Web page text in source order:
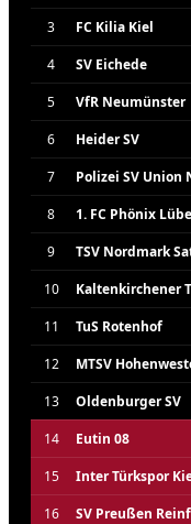
3
FC Kilia Kiel
4
SV Eichede
5
VfR Neumünster
6
Heider SV
7
Polizei SV Union
8
1. FC Phönix
9
TSV Nordmark
10
Kaltenkirchener
11
TuS Rotenhof
12
MTSV
13
Oldenburger SV
14
Eutin 08
15
Inter Türkspor
16
SV Preußen